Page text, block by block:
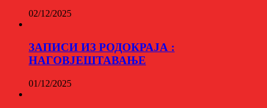
02/12/2025
ЗАПИСИ ИЗ РОДОКРАЈА :
НАГОВЈЕШТАВАЊЕ
01/12/2025